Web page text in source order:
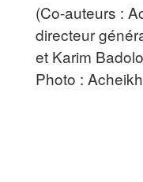
(Co-auteurs :
directeur
et Karim
Photo :